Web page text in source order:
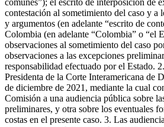
contestación al sometimiento del caso y a
y argumentos (en adelante “escrito de
Colombia (en adelante “Colombia” o “el
observaciones al sometimiento del caso
observaciones a las excepciones
responsabilidad efectuado por el Estado.
Presidenta de la Corte Interamericana de
de diciembre de 2021, mediante la cual
Comisión a una audiencia pública sobre
preliminares, y otra sobre los eventuales
costas en el presente caso. 3. Las